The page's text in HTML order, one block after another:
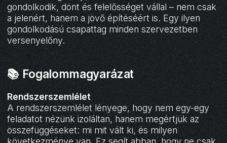
gondolkodik, dönt és felelősséget vállal – nem csak
a jelenért, hanem a jövő építéséért is. Egy ilyen
gondolkodású csapattag minden szervezetben
versenyelőny.
📚 Fogalommagyarázat
Rendszerszemlélet
A rendszerszemlélet lényege, hogy nem egy-egy
feladatot nézünk izoláltan, hanem megértjük az
összefüggéseket: mi mit vált ki, és milyen